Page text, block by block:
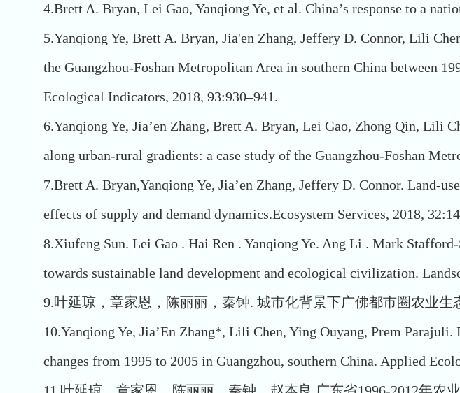
4.Brett A. Bryan, Lei Gao, Yanqiong Ye, et al. China’s response to a
5.Yanqiong Ye, Brett A. Bryan, Jia'en Zhang, Jeffery D. Connor, Lili
the Guangzhou-Foshan Metropolitan Area in southern China between
Ecological Indicators, 2018, 93:930–941.
6.Yanqiong Ye, Jia’en Zhang, Brett A. Bryan, Lei Gao, Zhong Qin, Lili
along urban-rural gradients: a case study of the Guangzhou-Foshan
7.Brett A. Bryan,Yanqiong Ye, Jia’en Zhang, Jeffery D. Connor. Land-
effects of supply and demand dynamics.Ecosystem Services, 2018,
8.Xiufeng Sun. Lei Gao . Hai Ren . Yanqiong Ye. Ang Li . Mark
towards sustainable land development and ecological civilization.
9.叶延琼，章家恩，陈丽丽，秦钟. 城市化背景下广佛都市圈农业生
10.Yanqiong Ye, Jia’En Zhang*, Lili Chen, Ying Ouyang, Prem
changes from 1995 to 2005 in Guangzhou, southern China. Applied